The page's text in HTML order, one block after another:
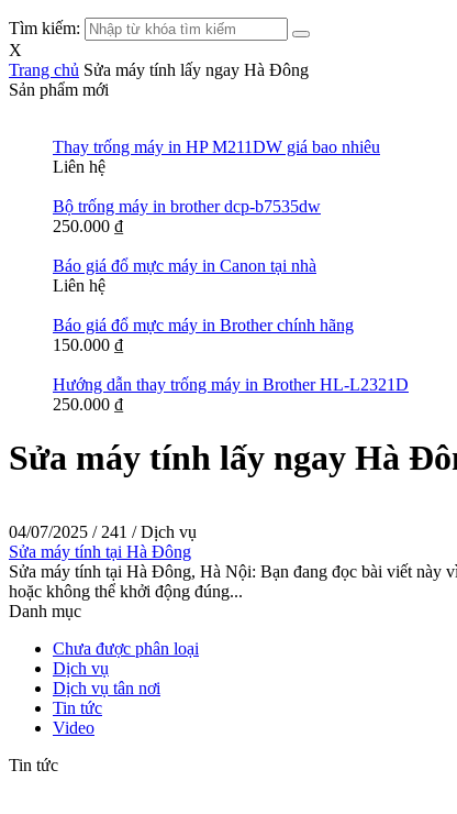
Tìm kiếm:
X
Trang chủ Sửa máy tính lấy ngay Hà Đông
Sản phẩm mới
Thay trống máy in HP M211DW giá bao nhiêu
Liên hệ
Bộ trống máy in brother dcp-b7535dw
250.000 ₫
Báo giá đổ mực máy in Canon tại nhà
Liên hệ
Báo giá đổ mực máy in Brother chính hãng
150.000 ₫
Hướng dẫn thay trống máy in Brother HL-L2321D
250.000 ₫
Sửa máy tính lấy ngay Hà
04/07/2025 / 241 /Dịch vụ
Sửa máy tính tại Hà Đông
Sửa máy tính tại Hà Đông, Hà Nội: Bạn đang đọc bài viết này
hoặc không thể khởi động đúng...
Danh mục
Chưa được phân loại
Dịch vụ
Dịch vụ tân nơi
Tin tức
Video
Tin tức